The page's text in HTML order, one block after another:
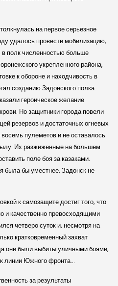
на первое серьезное
удалось провести мобилизацию,
в полк численностью больше
укрепленного района,
к обороне и находчивость в
созданию Задонского полка.
героическое желание
Но защитники города повели
резервов и достаточных огневых
пулеметов и не оставалось
Их разжиженные на большем
поле боя за казаками.
была бы уместнее, Задонск не
к самозащите достиг того, что
и качественно превосходящими
четверо суток и, несмотря на
кратковременный захват
они были выбиты уличными боями,
к линии Южного фронта…
за результаты